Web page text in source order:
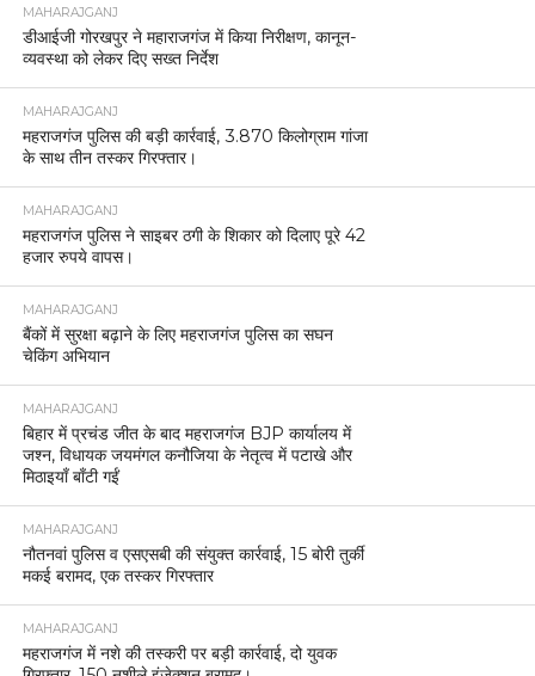
MAHARAJGANJ
डीआईजी गोरखपुर ने महाराजगंज में किया निरीक्षण, कानून-
व्यवस्था को लेकर दिए सख्त निर्देश
MAHARAJGANJ
महराजगंज पुलिस की बड़ी कार्रवाई, 3.870 किलोग्राम गांजा
के साथ तीन तस्कर गिरफ्तार।
MAHARAJGANJ
महराजगंज पुलिस ने साइबर ठगी के शिकार को दिलाए पूरे 42
हजार रुपये वापस।
MAHARAJGANJ
बैंकों में सुरक्षा बढ़ाने के लिए महराजगंज पुलिस का सघन
चेकिंग अभियान
MAHARAJGANJ
बिहार में प्रचंड जीत के बाद महराजगंज BJP कार्यालय में
जश्न, विधायक जयमंगल कनौजिया के नेतृत्व में पटाखे और
मिठाइयाँ बाँटी गईं
MAHARAJGANJ
नौतनवां पुलिस व एसएसबी की संयुक्त कार्रवाई, 15 बोरी तुर्की
मकई बरामद, एक तस्कर गिरफ्तार
MAHARAJGANJ
महराजगंज में नशे की तस्करी पर बड़ी कार्रवाई, दो युवक